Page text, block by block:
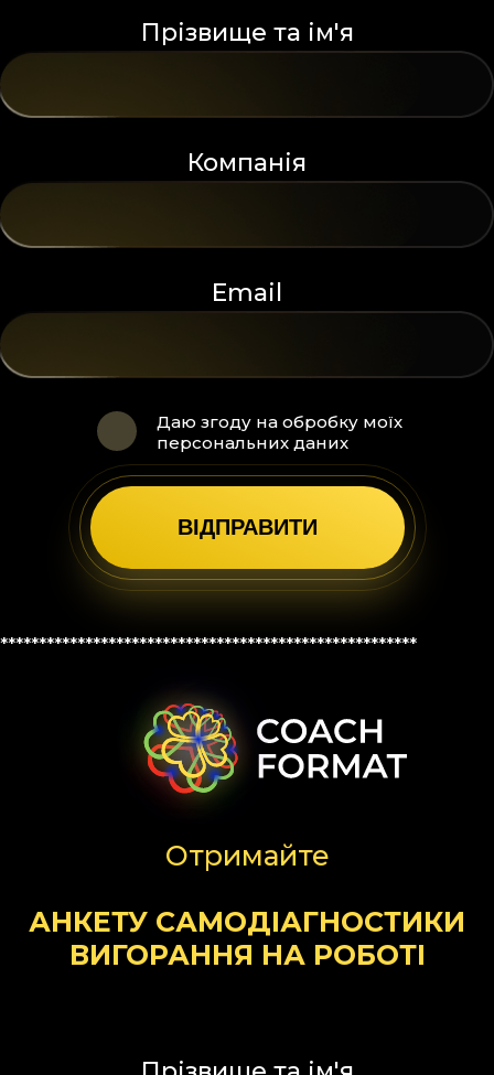
Прізвище та ім'я
Компанія
Email
Даю згоду на обробку моїх
персональних даних
******************************************************
Отримайте
АНКЕТУ САМОДІАГНОСТИКИ
ВИГОРАННЯ НА РОБОТІ